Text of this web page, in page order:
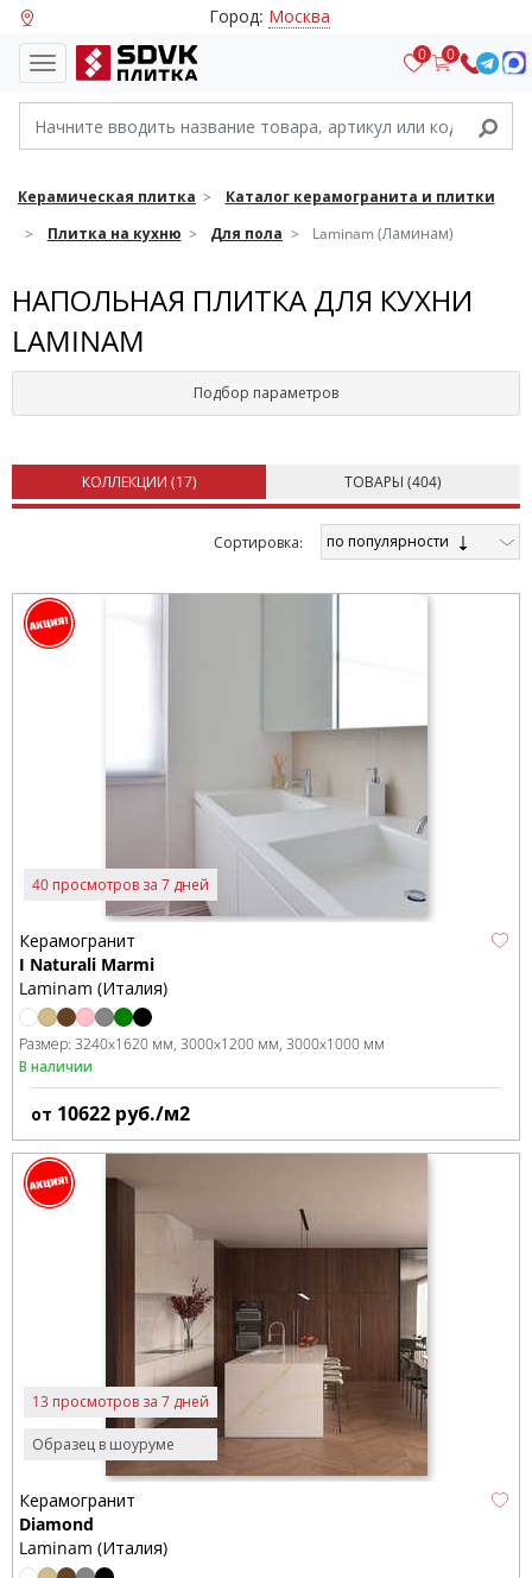
Город: Москва
0 0
Керамическая плитка
Каталог керамогранита и плитки
Плитка на кухню
Для пола Laminam (Ламинам)
НАПОЛЬНАЯ ПЛИТКА ДЛЯ КУХНИ
LAMINAM
Подбор параметров
КОЛЛЕКЦИИ (17) ТОВАРЫ (404)
Cортировка: по популярности
40 просмотров за 7 дней
Керамогранит
I Naturali Marmi
Laminam (Италия)
Размер: 3240x1620 мм 3000x1200 мм 3000x1000 мм
В наличии
от 10622 руб./м2
Образец в шоуруме
13 просмотров за 7 дней
Керамогранит
Diamond
Laminam (Италия)